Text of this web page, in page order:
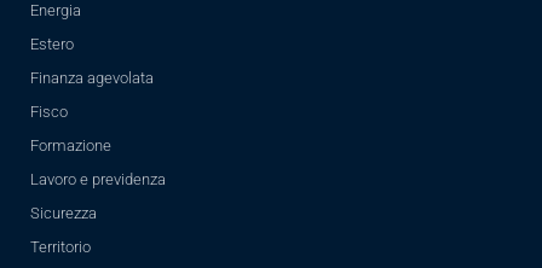
Energia
Estero
Finanza agevolata
Fisco
Formazione
Lavoro e previdenza
Sicurezza
Territorio